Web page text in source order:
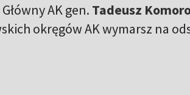
AK gen. Tadeusz
okręgów AK wymarsz na